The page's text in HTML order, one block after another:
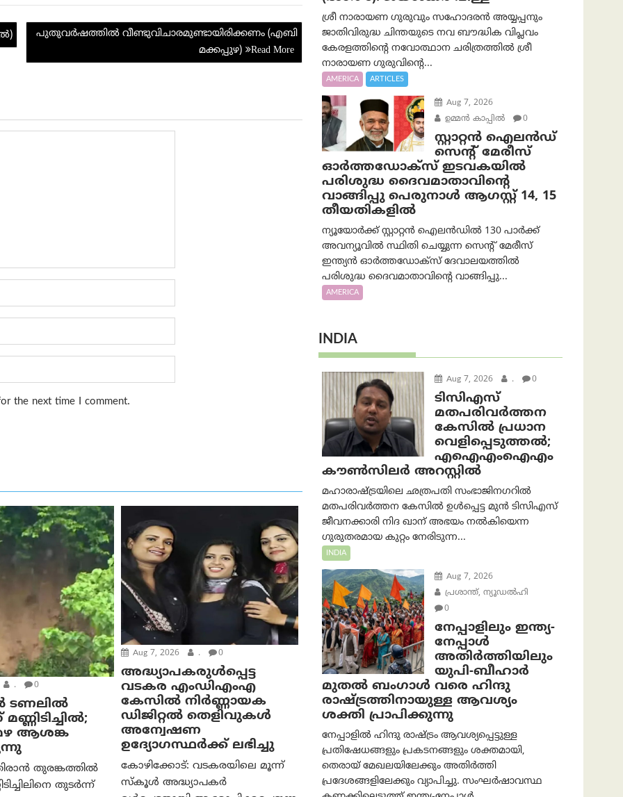
eപുതുവര്‍ഷത്തില്‍ വീണ്ടുവിചാരമുണ്ടായിരിക്കണം (എബി
മക്കപ്പുഴ)
the next time I comment.
. 0
ടണലിൽ
ആശങ്ക
തുരങ്കത്തിൽ
തുടർന്ന്
Aug 7, 2026 . 0
അദ്ധ്യാപകരുള്‍പ്പെട്ട
വടകര എംഡി‌എം‌എ
കേസില്‍ നിര്‍ണ്ണായക
ഡിജിറ്റല്‍ തെളിവുകള്‍
അന്വേഷണ
ഉദ്യോഗസ്ഥര്‍ക്ക് ലഭിച്ചു
കോഴിക്കോട്: വടകരയിലെ മൂന്ന്
സ്കൂൾ അദ്ധ്യാപകർ
ശ്രീ നാരായണ ഗുരുവും സഹോദരൻ അയ്യപ്പനും
ജാതിവിരുദ്ധ ചിന്തയുടെ നവ ബൗദ്ധിക വിപ്ലവം
കേരളത്തിന്റെ നവോത്ഥാന ചരിത്രത്തിൽ ശ്രീ
നാരായണ ഗുരുവിന്റെ...
AMERICA ARTICLES
Aug 7, 2026
ഉമ്മന്‍ കാപ്പില്‍
0
സ്റ്റാറ്റൻ ഐലൻഡ്
സെന്റ് മേരീസ്
ഓർത്തഡോക്സ് ഇടവകയിൽ
പരിശുദ്ധ ദൈവമാതാവിന്റെ
വാങ്ങിപ്പു പെരുനാൾ ആഗസ്റ്റ് 14, 15
തീയതികളിൽ
ന്യൂയോർക്ക് സ്റ്റാറ്റൻ ഐലൻഡിൽ 130 പാർക്ക്
അവന്യൂവിൽ സ്ഥിതി ചെയ്യുന്ന സെന്റ് മേരീസ്
ഇന്ത്യൻ ഓർത്തഡോക്സ് ദേവാലയത്തിൽ
പരിശുദ്ധ ദൈവമാതാവിന്റെ വാങ്ങിപ്പു...
AMERICA
INDIA
Aug 7, 2026 . 0
ടിസിഎസ്
മതപരിവർത്തന
കേസിൽ പ്രധാന
വെളിപ്പെടുത്തൽ;
എഐഎംഐഎം
കൗൺസിലർ അറസ്റ്റിൽ
മഹാരാഷ്ട്രയിലെ ഛത്രപതി സംഭാജിനഗറിൽ
മതപരിവർത്തന കേസിൽ ഉൾപ്പെട്ട മുൻ ടിസിഎസ്
ജീവനക്കാരി നിദ ഖാന് അഭയം നൽകിയെന്ന
ഗുരുതരമായ കുറ്റം നേരിടുന്ന...
INDIA
Aug 7, 2026
പ്രശാന്ത്, ന്യൂഡല്‍ഹി
0
നേപ്പാളിലും ഇന്ത്യ-
നേപ്പാൾ
അതിർത്തിയിലും
യുപി-ബീഹാർ
മുതൽ ബംഗാൾ വരെ ഹിന്ദു
രാഷ്ട്രത്തിനായുള്ള ആവശ്യം
ശക്തി പ്രാപിക്കുന്നു
നേപ്പാളിൽ ഹിന്ദു രാഷ്ട്രം ആവശ്യപ്പെട്ടുള്ള
പ്രതിഷേധങ്ങളും പ്രകടനങ്ങളും ശക്തമായി,
തെരായ് മേഖലയിലേക്കും അതിർത്തി
പ്രദേശങ്ങളിലേക്കും വ്യാപിച്ചു. സംഘർഷാവസ്ഥ